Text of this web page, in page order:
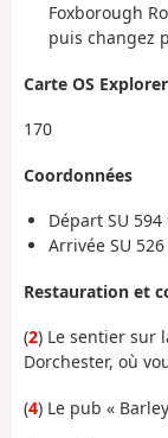
Foxborough
puis changez
Carte OS Explorer
170
Coordonnées
Départ SU 594
Arrivée SU
Restauration et
(2) Le sentier sur
Dorchester, où
(4) Le pub «